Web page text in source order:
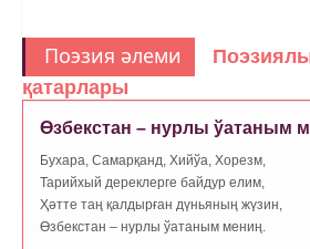
Поэзия әлеми
қатарлары
Өзбекстан – нурлы ўатаным
Бухара, Самарқанд, Хийўа, Хорезм,
Тарийхый дереклерге байдур елим,
Ҳәтте таң қалдырған дүньяның жүзин,
Өзбекстан – нурлы ўатаным мениң.